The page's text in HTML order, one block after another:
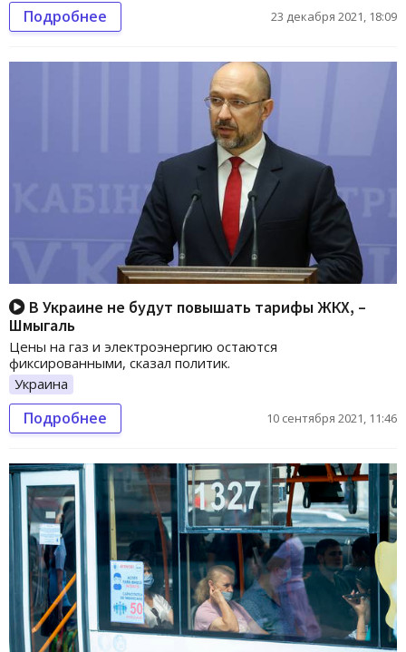
Подробнее 23 декабря 2021, 18:09
В Украине не будут повышать тарифы ЖКХ, –
Шмыгаль
Цены на газ и электроэнергию остаются
фиксированными, сказал политик.
Украина
Подробнее 10 сентября 2021, 11:46